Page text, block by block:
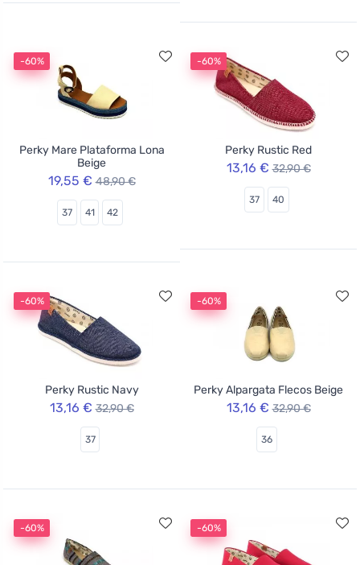
-60%
Perky Mare Plataforma Lona
Beige
19,55 € 48,90 €
37 41 42
-60%
Perky Rustic Red
13,16 € 32,90 €
37 40
-60%
Perky Rustic Navy
13,16 € 32,90 €
37
-60%
Perky Alpargata Flecos Beige
13,16 € 32,90 €
36
-60% -60%